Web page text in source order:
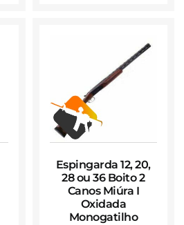
Espingarda 12, 20,
28 ou 36 Boito 2
Canos Miúra I
Oxidada
Monogatilho